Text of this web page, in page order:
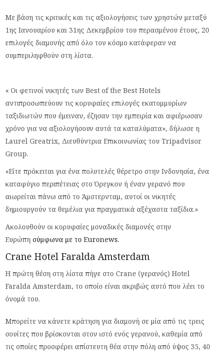
Με βάση τις κριτικές και τις αξιολογήσεις των χρηστών μεταξύ
1ης Ιανουαρίου και 31ης Δεκεμβρίου του περασμένου έτους, 20
επιλογές διαμονής από όλο τον κόσμο κατάφεραν να
συμπεριληφθούν στη λίστα.
« Οι φετινοί νικητές των Best of the Best Hotels
αντιπροσωπεύουν τις κορυφαίες επιλογές εκατομμυρίων
ταξιδιωτών που έμειναν, έζησαν την εμπειρία και αφιέρωσαν
χρόνο για να αξιολογήσουν αυτά τα καταλύματα», δήλωσε η
Laurel Greatrix, Διευθύντρια Επικοινωνίας του Tripadvisor
Group.
«Είτε πρόκειται για ένα πολυτελές θέρετρο στην Ινδονησία, ένα
καταφύγιο περιπέτειας στο Όρεγκον ή έναν γερανό που
αιωρείται πάνω από το Άμστερνταμ, αυτοί οι νικητές
δημιουργούν τα θεμέλια για πραγματικά αξέχαστα ταξίδια.»
Ακολουθούν οι κορυφαίες μοναδικές διαμονές στην
Ευρώπησύμφωνα με το Euronews.
Crane Hotel Faralda Amsterdam
Η πρώτη θέση στη λίστα πήγε στο Crane (γερανός) Hotel
Faralda Amsterdam, το οποίο είναι ακριβώς αυτό που λέει το
όνομά του.
Μπορείτε να κάνετε κράτηση για διαμονή σε μία από τις τρεις
σουίτες που βρίσκονται στον ιστό ενός γερανού, καθεμία από
τις οποίες προσφέρει απίστευτη θέα στην πόλη από ύψος 35, 40